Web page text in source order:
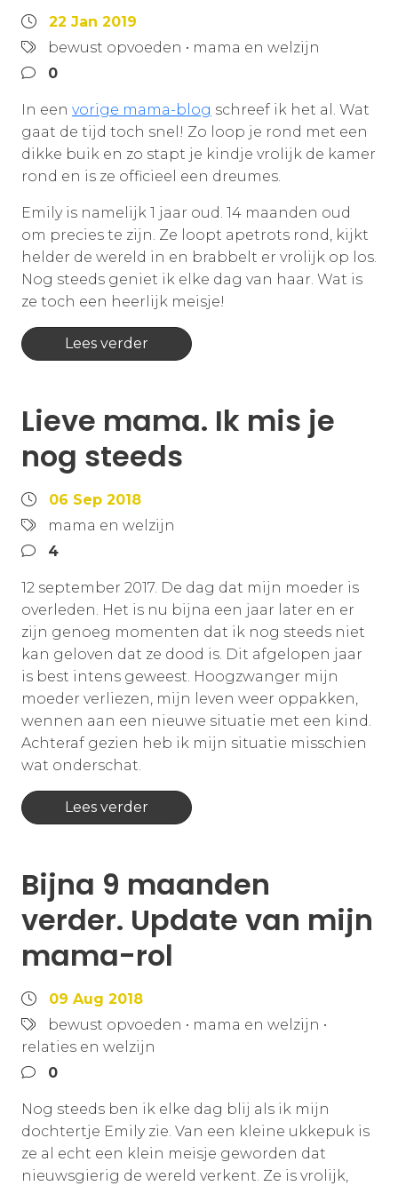
22 Jan 2019
bewust opvoeden • mama en welzijn
0
In een vorige mama-blog schreef ik het al. Wat
gaat de tijd toch snel! Zo loop je rond met een
dikke buik en zo stapt je kindje vrolijk de kamer
rond en is ze officieel een dreumes.
Emily is namelijk 1 jaar oud. 14 maanden oud
om precies te zijn. Ze loopt apetrots rond, kijkt
helder de wereld in en brabbelt er vrolijk op los.
Nog steeds geniet ik elke dag van haar. Wat is
ze toch een heerlijk meisje!
Lees verder
Lieve mama. Ik mis je
nog steeds
06 Sep 2018
mama en welzijn
4
12 september 2017. De dag dat mijn moeder is
overleden. Het is nu bijna een jaar later en er
zijn genoeg momenten dat ik nog steeds niet
kan geloven dat ze dood is. Dit afgelopen jaar
is best intens geweest. Hoogzwanger mijn
moeder verliezen, mijn leven weer oppakken,
wennen aan een nieuwe situatie met een kind.
Achteraf gezien heb ik mijn situatie misschien
wat onderschat.
Lees verder
Bijna 9 maanden
verder. Update van mijn
mama-rol
09 Aug 2018
bewust opvoeden • mama en welzijn •
relaties en welzijn
0
Nog steeds ben ik elke dag blij als ik mijn
dochtertje Emily zie. Van een kleine ukkepuk is
ze al echt een klein meisje geworden dat
nieuwsgierig de wereld verkent. Ze is vrolijk,